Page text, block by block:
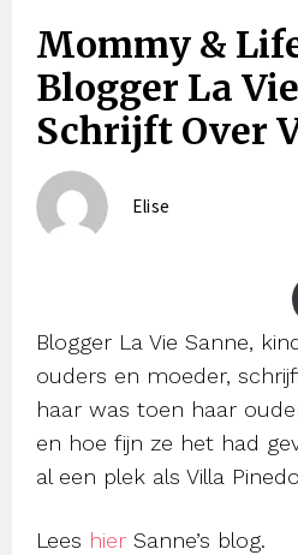
Mommy &
Blogger La
Schrijft Over
Elise
Blogger La Vie Sanne,
ouders en moeder,
haar was toen haar
en hoe fijn ze het had
al een plek als Villa
Lees hier Sanne’s blog.